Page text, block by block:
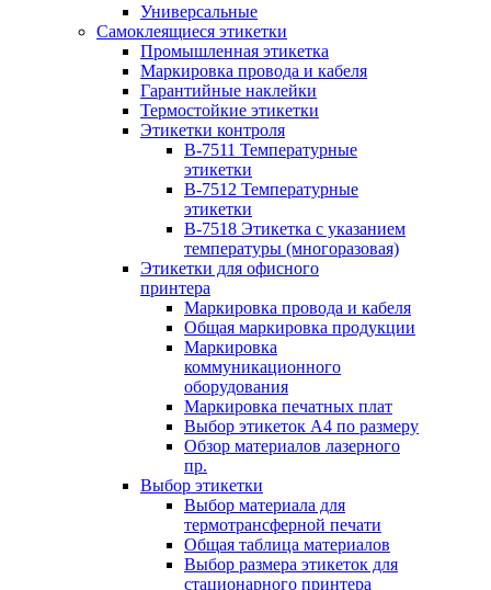
Универсальные
Самоклеящиеся этикетки
Промышленная этикетка
Маркировка провода и кабеля
Гарантийные наклейки
Термостойкие этикетки
Этикетки контроля
B-7511 Температурные
этикетки
B-7512 Температурные
этикетки
B-7518 Этикетка с указанием
температуры (многоразовая)
Этикетки для офисного
принтера
Маркировка провода и кабеля
Общая маркировка продукции
Маркировка
коммуникационного
оборудования
Маркировка печатных плат
Выбор этикеток А4 по размеру
Обзор материалов лазерного
пр.
Выбор этикетки
Выбор материала для
термотрансферной печати
Общая таблица материалов
Выбор размера этикеток для
стационарного принтера